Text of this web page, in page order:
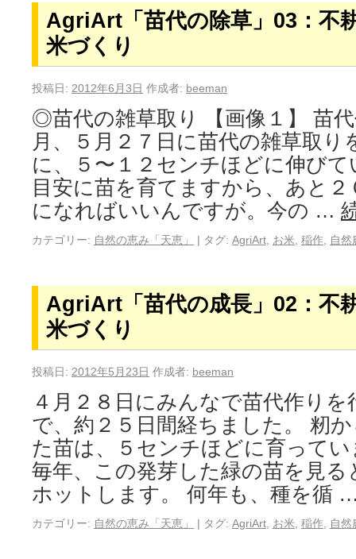
AgriArt「苗代の除草」03：不
米づくり
投稿日: 2012年6月3日 作成者: beeman
◎苗代の雑草取り 【画像１】 苗
月、５月２７日に苗代の雑草取り
に、５〜１２センチほどに伸び
目安に苗を育てますから、あと
になればいいんですが。今の …
カテゴリー: 自然の恵み「天恵」 | タグ: AgriArt お米 稲作 自然
AgriArt「苗代の成長」02：不
米づくり
投稿日: 2012年5月23日 作成者: beeman
４月２８日にみんなで苗代作りを
で、約２５日間経ちました。 籾
た苗は、５センチほどに育って
毎年、この発芽した緑の苗を見る
ホットします。 何年も、種を循
カテゴリー: 自然の恵み「天恵」 | タグ: AgriArt お米 稲作 自然